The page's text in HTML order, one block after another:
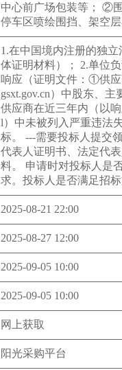
中心前广场包装等； ②
停车区喷绘围挡、架空
1.在中国境内注册的独
体证明材料）； 2.单位
响应（证明文件：①供
gsxt.gov.cn）中股东、
供应商在近三年内（以
l）中未被列入严重违法
标。 ---需要投标人提交
代表人证明书、法定代
料。 申请时对投标人是
求。投标人是否满足招
2025-08-21 22:00
2025-08-27 12:00
2025-09-05 10:00
2025-09-05 10:00
网上获取
阳光采购平台